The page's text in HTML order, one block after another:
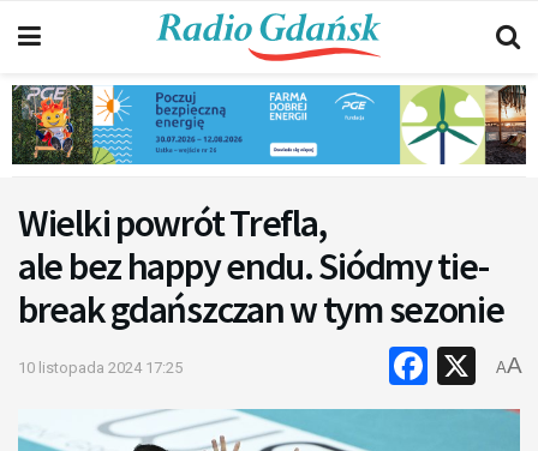
Wielki powrót Trefla,
ale bez happy endu. Siódmy tie-
break gdańszczan w tym sezonie
10 listopada 2024 17:25 X
AA